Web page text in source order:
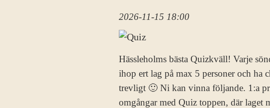
2026-11-15 18:00
Hässleholms bästa Quizkväll! Varje
ihop ert lag på max 5 personer och ha
trevligt 🙂 Ni kan vinna följande. 1:a
omgångar med Quiz toppen, där laget